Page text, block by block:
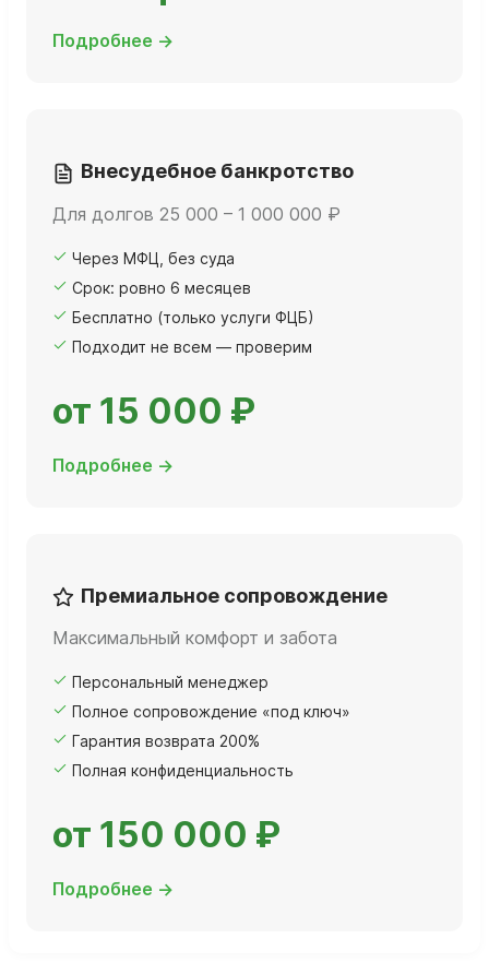
Подробнее →
Внесудебное банкротство
Для долгов 25 000 – 1 000 000 ₽
Через МФЦ, без суда
Срок: ровно 6 месяцев
Бесплатно (только услуги ФЦБ)
Подходит не всем — проверим
от 15 000 ₽
Подробнее →
Премиальное сопровождение
Максимальный комфорт и забота
Персональный менеджер
Полное сопровождение «под ключ»
Гарантия возврата 200%
Полная конфиденциальность
от 150 000 ₽
Подробнее →